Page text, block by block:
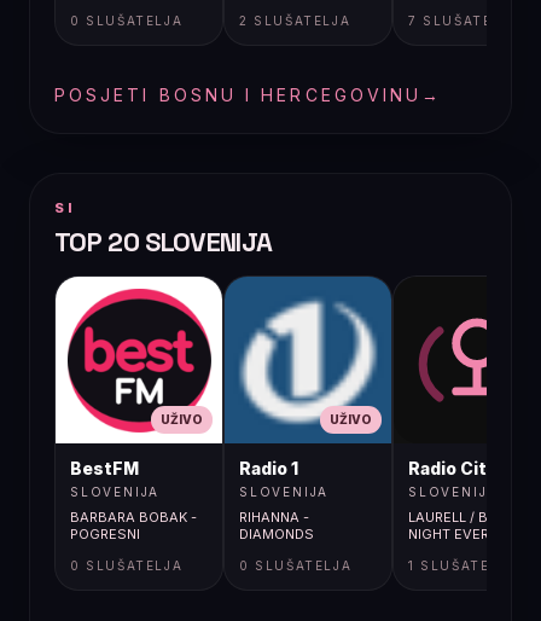
0 SLUŠATELJA 2 SLUŠATELJA 7 SLUŠATELJA
POSJETI BOSNU I HERCEGOVINU →
SI
TOP 20 SLOVENIJA
UŽIVO
BestFM
SLOVENIJA
BARBARA BOBAK -
POGRESNI
0 SLUŠATELJA
UŽIVO
Radio 1
SLOVENIJA
RIHANNA -
DIAMONDS
0 SLUŠATELJA
Radio City
SLOVENIJA
LAURELL / BEST
NIGHT EVER
1 SLUŠATELJA